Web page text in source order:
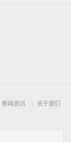
新闻资讯
关于我们